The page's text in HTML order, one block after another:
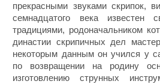
прекрасными звуками скрипок,
семнадцатого века известен
традициями, родоначальником
династии скрипичных дел
некоторым данным он учился у
по возвращении на родину
изготовлению струнных